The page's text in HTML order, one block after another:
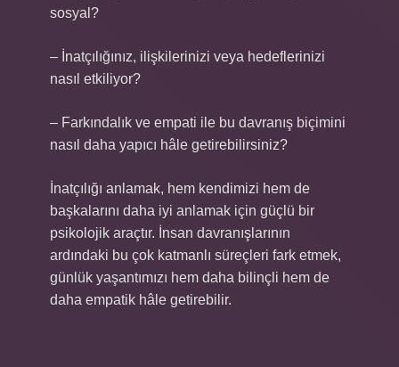
sosyal?
– İnatçılığınız, ilişkilerinizi veya hedeflerinizi
nasıl etkiliyor?
– Farkındalık ve empati ile bu davranış biçimini
nasıl daha yapıcı hâle getirebilirsiniz?
İnatçılığı anlamak, hem kendimizi hem de
başkalarını daha iyi anlamak için güçlü bir
psikolojik araçtır. İnsan davranışlarının
ardındaki bu çok katmanlı süreçleri fark etmek,
günlük yaşantımızı hem daha bilinçli hem de
daha empatik hâle getirebilir.